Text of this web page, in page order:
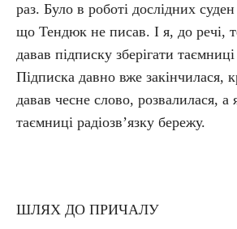
раз. Було в роботі дослідних
що Тендюк не писав. І я, до речі,
давав підписку зберігати
Підписка давно вже закінчилася,
давав чесне слово, розвалилася, а
таємниці радіозв’язку бережу.
ШЛЯХ ДО ПРИЧАЛУ